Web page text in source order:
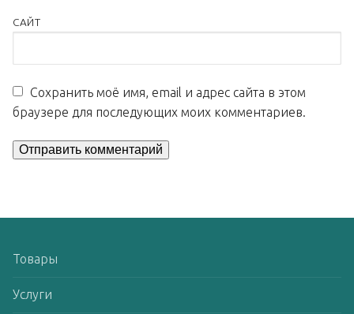
САЙТ
Сохранить моё имя, email и адрес сайта в этом
браузере для последующих моих комментариев.
Товары
Услуги